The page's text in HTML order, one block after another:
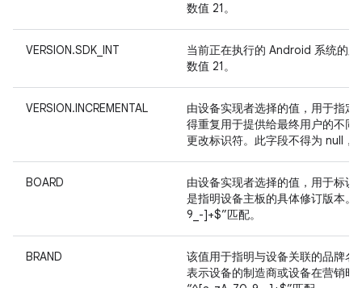
数值 21。
VERSION.SDK_INT
当前正在执行的 Android 系统的
数值 21。
VERSION.INCREMENTAL
由设备实现者选择的值，用于指
得重复用于提供给最终用户的不
更改标识符。此字段不得为 null，
BOARD
由设备实现者选择的值，用于标
是指明设备主板的具体修订版本
9_-]+$”匹配。
BRAND
该值用于指明与设备关联的品牌
表示设备的制造商或设备在营销